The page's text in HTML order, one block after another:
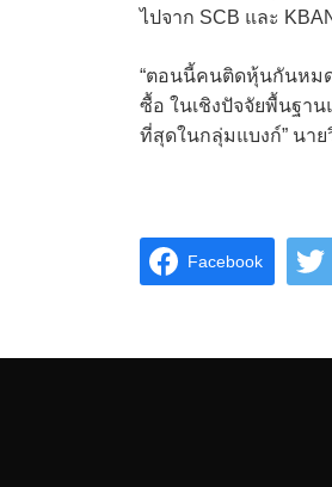
ไปจาก SCB และ
“ตอนนี้คนติดหุ้นกันหมด
ซื้อ ในเชิงปัจจัยพื้นฐา
ที่สุดในกลุ่มแบงก์” นาย
Facebook